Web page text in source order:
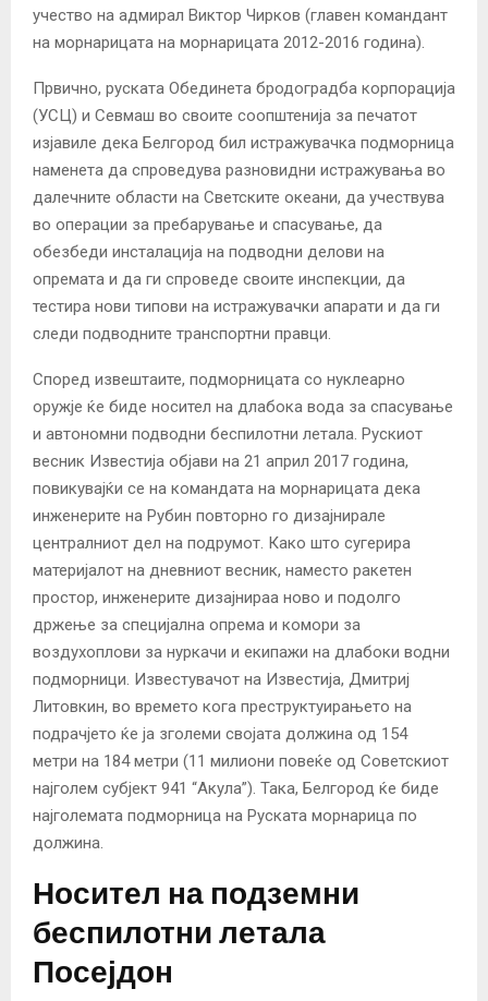
учество на адмирал Виктор Чирков (главен командант
на морнарицата на морнарицата 2012-2016 година).
Првично, руската Обединета бродоградба корпорација
(УСЦ) и Севмаш во своите соопштенија за печатот
изјавиле дека Белгород бил истражувачка подморница
наменета да спроведува разновидни истражувања во
далечните области на Светските океани, да учествува
во операции за пребарување и спасување, да
обезбеди инсталација на подводни делови на
опремата и да ги спроведе своите инспекции, да
тестира нови типови на истражувачки апарати и да ги
следи подводните транспортни правци.
Според извештаите, подморницата со нуклеарно
оружје ќе биде носител на длабока вода за спасување
и автономни подводни беспилотни летала. Рускиот
весник Известија објави на 21 април 2017 година,
повикувајќи се на командата на морнарицата дека
инженерите на Рубин повторно го дизајнирале
централниот дел на подрумот. Како што сугерира
материјалот на дневниот весник, наместо ракетен
простор, инженерите дизајнираа ново и подолго
држење за специјална опрема и комори за
воздухоплови за нуркачи и екипажи на длабоки водни
подморници. Известувачот на Известија, Дмитриј
Литовкин, во времето кога преструктуирањето на
подрачјето ќе ја зголеми својата должина од 154
метри на 184 метри (11 милиони повеќе од Советскиот
најголем субјект 941 “Акула”). Така, Белгород ќе биде
најголемата подморница на Руската морнарица по
должина.
Носител на подземни
беспилотни летала
Посејдон